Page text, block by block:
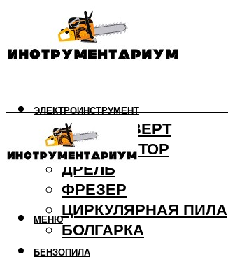
ЭЛЕКТРОИНСТРУМЕНТ
ШУРУПОВЕРТ
ПЕРФОРАТОР
ДРЕЛЬ
ФРЕЗЕР
ЦИРКУЛЯРНАЯ ПИЛА
БОЛГАРКА
БЕНЗОПИЛА
МЕНЮ